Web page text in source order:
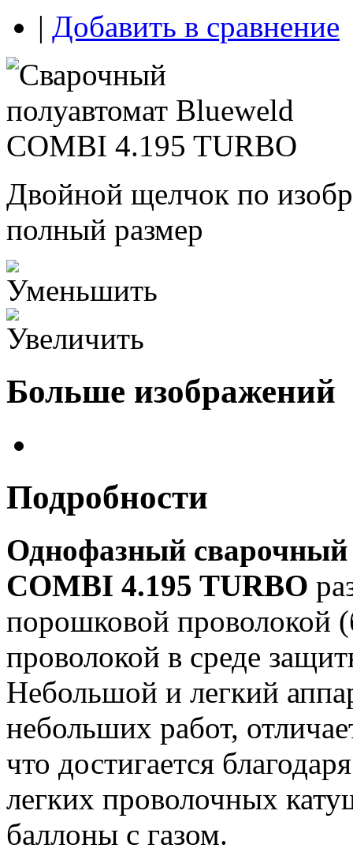
| Добавить в сравнение
Двойной щелчок по
полный размер
Больше изображений
Подробности
Однофазный сварочный
COMBI 4.195 TURBO
порошковой проволокой
проволокой в среде
Небольшой и легкий
небольших работ,
что достигается
легких проволочных
баллоны с газом.